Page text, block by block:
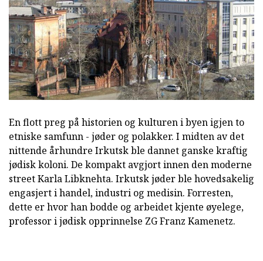
En flott preg på historien og kulturen i byen igjen to
etniske samfunn - jøder og polakker. I midten av det
nittende århundre Irkutsk ble dannet ganske kraftig
jødisk koloni. De kompakt avgjort innen den moderne
street Karla Libknehta. Irkutsk jøder ble hovedsakelig
engasjert i handel, industri og medisin. Forresten,
dette er hvor han bodde og arbeidet kjente øyelege,
professor i jødisk opprinnelse ZG Franz Kamenetz.